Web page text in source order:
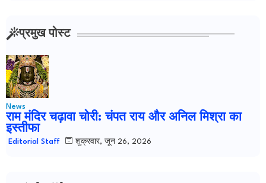
प्रमुख पोस्ट
News
राम मंदिर चढ़ावा चोरी: चंपत राय और अनिल मिश्रा का
इस्तीफा
Editorial Staff शुक्रवार, जून 26, 2026